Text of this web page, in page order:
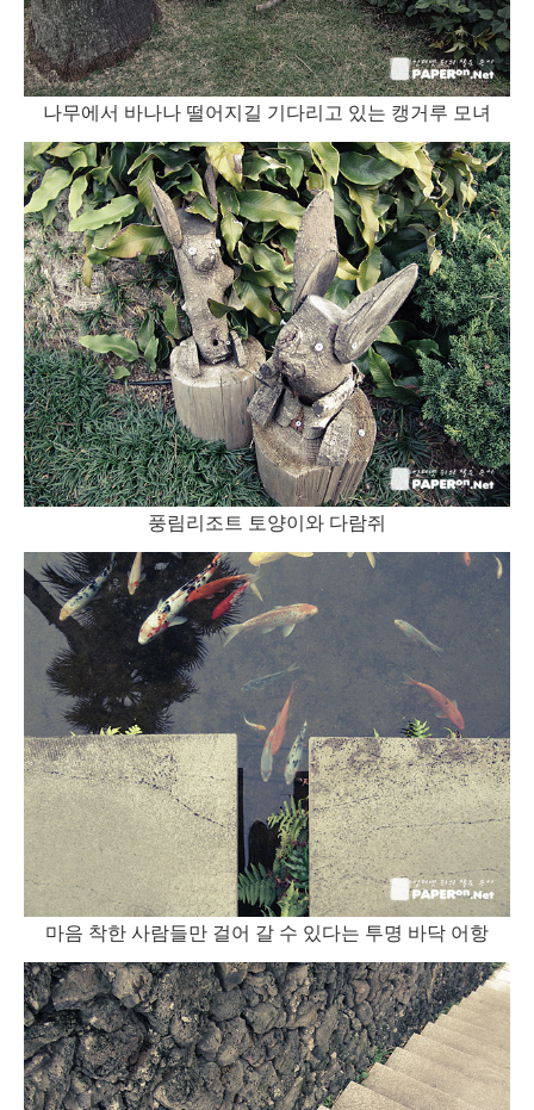
나무에서 바나나 떨어지길 기다리고 있는 캥거루 모녀
풍림리조트 토양이와 다람쥐
마음 착한 사람들만 걸어 갈 수 있다는 투명 바닥 어항